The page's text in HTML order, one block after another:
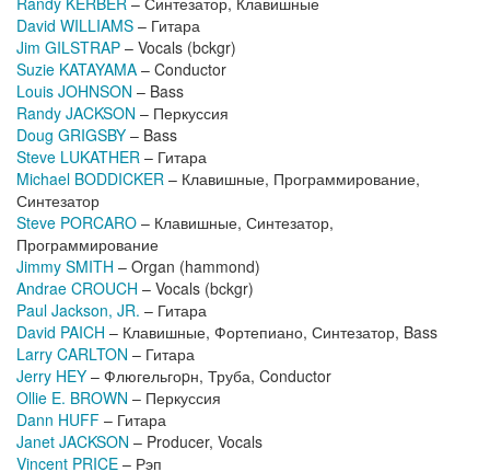
David WILLIAMS – Гитара
Jim GILSTRAP – Vocals (bckgr)
Suzie KATAYAMA – Conductor
Louis JOHNSON – Bass
Randy JACKSON – Перкуссия
Doug GRIGSBY – Bass
Steve LUKATHER – Гитара
Michael BODDICKER – Клавишные, Программирование,
Синтезатор
Steve PORCARO – Клавишные, Синтезатор,
Программирование
Jimmy SMITH – Organ (hammond)
Andrae CROUCH – Vocals (bckgr)
Paul Jackson, JR. – Гитара
David PAICH – Клавишные, Фортепиано, Синтезатор, Bass
Larry CARLTON – Гитара
Jerry HEY – Флюгельгоpн, Труба, Conductor
Ollie E. BROWN – Перкуссия
Dann HUFF – Гитара
Janet JACKSON – Producer, Vocals
Vincent PRICE – Рэп